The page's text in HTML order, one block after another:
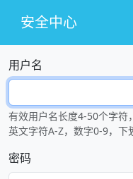
安全中心
用户名
有效用户名长度4-50个字符
英文字符A-Z，数字0-9，下
密码